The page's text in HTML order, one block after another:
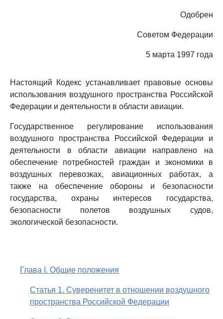
Одобрен
Советом Федерации
5 марта 1997 года
Настоящий Кодекс устанавливает правовые основы
использования воздушного пространства Российской
Федерации и деятельности в области авиации.
Государственное регулирование использования
воздушного пространства Российской Федерации и
деятельности в области авиации направлено на
обеспечение потребностей граждан и экономики в
воздушных перевозках, авиационных работах, а
также на обеспечение обороны и безопасности
государства, охраны интересов государства,
безопасности полетов воздушных судов,
экологической безопасности.
Глава I. Общие положения
Статья 1. Суверенитет в отношении воздушного
пространства Российской Федерации